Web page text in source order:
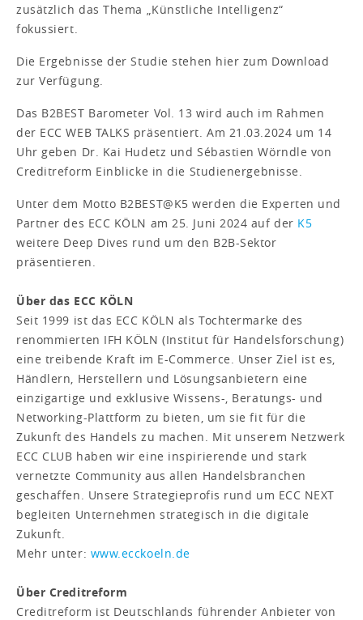
zusätzlich das Thema „Künstliche Intelligenz“
fokussiert.
Die Ergebnisse der Studie stehen hier zum Download
zur Verfügung.
Das B2BEST Barometer Vol. 13 wird auch im Rahmen
der ECC WEB TALKS präsentiert. Am 21.03.2024 um 14
Uhr geben Dr. Kai Hudetz und Sébastien Wörndle von
Creditreform Einblicke in die Studienergebnisse.
Unter dem Motto B2BEST@K5 werden die Experten und
Partner des ECC KÖLN am 25. Juni 2024 auf der K5
weitere Deep Dives rund um den B2B-Sektor
präsentieren.
Über das ECC KÖLN
Seit 1999 ist das ECC KÖLN als Tochtermarke des
renommierten IFH KÖLN (Institut für Handelsforschung)
eine treibende Kraft im E-Commerce. Unser Ziel ist es,
Händlern, Herstellern und Lösungsanbietern eine
einzigartige und exklusive Wissens-, Beratungs- und
Networking-Plattform zu bieten, um sie fit für die
Zukunft des Handels zu machen. Mit unserem Netzwerk
ECC CLUB haben wir eine inspirierende und stark
vernetzte Community aus allen Handelsbranchen
geschaffen. Unsere Strategieprofis rund um ECC NEXT
begleiten Unternehmen strategisch in die digitale
Zukunft.
Mehr unter: www.ecckoeln.de
Über Creditreform
Creditreform ist Deutschlands führender Anbieter von